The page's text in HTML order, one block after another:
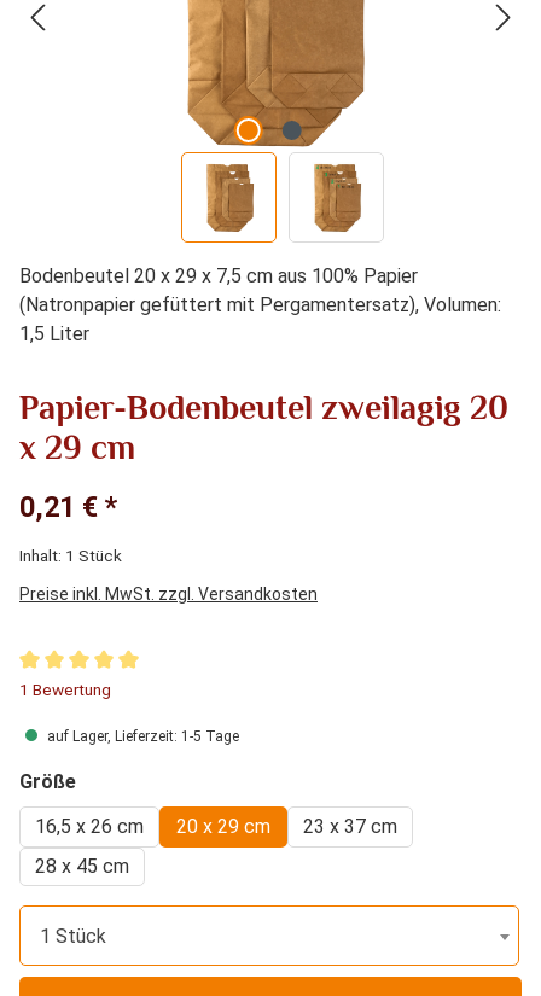
Bodenbeutel 20 x 29 x 7,5 cm aus 100% Papier
(Natronpapier gefüttert mit Pergamentersatz), Volumen:
1,5 Liter
Papier-Bodenbeutel zweilagig 20
x 29 cm
0,21 € *
Inhalt: 1 Stück
Preise inkl. MwSt. zzgl. Versandkosten
Durchschnittliche Bewertung von 5 von 5 Sternen
1 Bewertung
auf Lager, Lieferzeit: 1-5 Tage
Größeauswählen
16,5 x 26 cm
20 x 29 cm
23 x 37 cm
28 x 45 cm
1 Stück